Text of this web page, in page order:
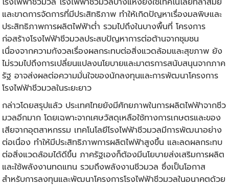
และขาดการจัดการที่มีประสิทธิภาพ ทำให้เกิดปัญหาเรื่องมลพิษและ
ประสิทธิภาพการผลิตไฟฟ้าต่ำ รวมไปถึงในบางพื้นที่ โครงการ
ก่อสร้างโรงไฟฟ้าชีวมวลประสบปัญหาการต่อต้านจากชุมชน
เนื่องจากความกังวลเรื่องผลกระทบต่อสิ่งแวดล้อมและสุขภาพ ยัง
ไม่รวมไปถึงการเปลี่ยนแปลงนโยบายและมาตรการสนับสนุนจากภาค
รัฐ อาจส่งผลต่อความมั่นใจของนักลงทุนและการพัฒนาโครงการ
โรงไฟฟ้าชีวมวลในระยะยาว
กล่าวโดยสรุปแล้ว ประเทศไทยยังมีศักยภาพในการผลิตไฟฟ้าจากชีว
มวลอีกมาก โดยเฉพาะจากเศษวัสดุเหลือใช้ทางการเกษตรและของ
เสียจากอุตสาหกรรม เทคโนโลยีโรงไฟฟ้าชีวมวลมีการพัฒนาอย่าง
ต่อเนื่อง ทำให้มีประสิทธิภาพการผลิตไฟฟ้าสูงขึ้น และลดผลกระทบ
ต่อสิ่งแวดล้อมได้ดีขึ้น ภาครัฐเองก็ต้องมีนโยบายส่งเสริมการผลิต
และใช้พลังงานทดแทน รวมถึงพลังงานชีวมวล ซึ่งเป็นโอกาส
สำหรับการลงทุนและพัฒนาโครงการโรงไฟฟ้าชีวมวลในอนาคตด้วย